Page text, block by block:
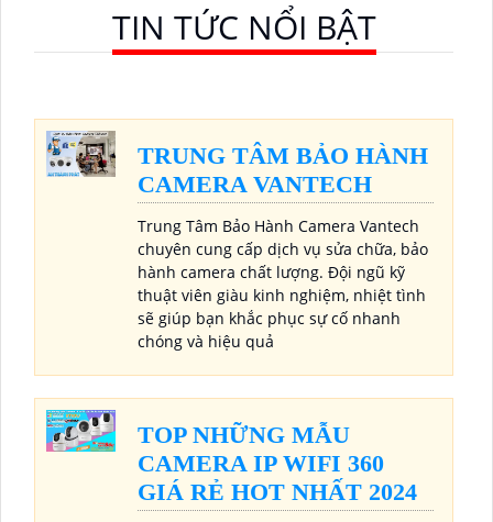
TIN TỨC NỔI BẬT
TRUNG TÂM BẢO HÀNH
CAMERA VANTECH
Trung Tâm Bảo Hành Camera Vantech
chuyên cung cấp dịch vụ sửa chữa, bảo
hành camera chất lượng. Đội ngũ kỹ
thuật viên giàu kinh nghiệm, nhiệt tình
sẽ giúp bạn khắc phục sự cố nhanh
chóng và hiệu quả
TOP NHỮNG MẪU
CAMERA IP WIFI 360
GIÁ RẺ HOT NHẤT 2024